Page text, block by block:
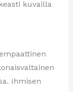
kuvailla
Ihmisen